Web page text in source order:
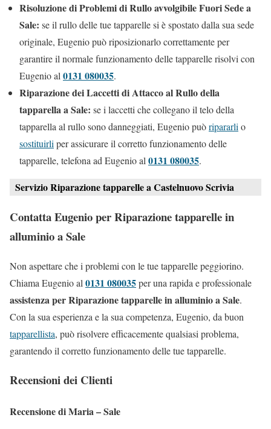
Risoluzione di Problemi di Rullo avvolgibile Fuori Sede a
Sale: se il rullo delle tue tapparelle si è spostato dalla sua sede
originale, Eugenio può riposizionarlo correttamente per
garantire il normale funzionamento delle tapparelle risolvi con
Eugenio al0131 080035.
Riparazione dei Laccetti di Attacco al Rullo della
tapparella a Sale: se i laccetti che collegano il telo della
tapparella al rullo sono danneggiati, Eugenio puòripararlio
sostituirliper assicurare il corretto funzionamento delle
tapparelle, telefona ad Eugenio al0131 080035.
Servizio Riparazione tapparelle a Castelnuovo Scrivia
Contatta Eugenio per Riparazione tapparelle in
alluminio a Sale
Non aspettare che i problemi con le tue tapparelle peggiorino.
Chiama Eugenio al 0131 080035per una rapida e professionale
assistenza per Riparazione tapparelle in alluminio a Sale.
Con la sua esperienza e la sua competenza, Eugenio, da buon
tapparellista, può risolvere efficacemente qualsiasi problema,
garantendo il corretto funzionamento delle tue tapparelle.
Recensioni dei Clienti
Recensione di Maria – Sale